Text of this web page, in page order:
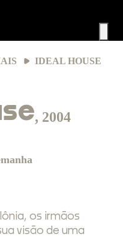
IDEAL HOUSE
, 2004
os irmãos
visão de uma